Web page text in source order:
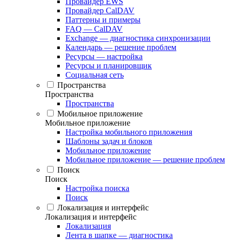
Провайдер CalDAV
Паттерны и примеры
FAQ — CalDAV
Exchange — диагностика синхронизации
Календарь — решение проблем
Ресурсы — настройка
Ресурсы и планировщик
Социальная сеть
Пространства
Пространства
Пространства
Мобильное приложение
Мобильное приложение
Настройка мобильного приложения
Шаблоны задач и блоков
Мобильное приложение
Мобильное приложение — решение проблем
Поиск
Поиск
Настройка поиска
Поиск
Локализация и интерфейс
Локализация и интерфейс
Локализация
Лента в шапке — диагностика